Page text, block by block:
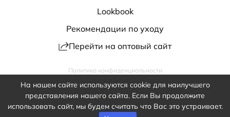
На нашем сайте используются cookie для наилучшего
представления нашего сайта. Если Вы продолжите
использовать сайт, мы будем считать что Вас это устраивает.
Lookbook
Рекомендации по уходу
Перейти на оптовый сайт
2020 – 2026 Antiga. Все права защищены.
shop@antiga.ru
8 800 200-32-20
Политика конфиденциальности
Публичная оферта
Обработка персональных данных